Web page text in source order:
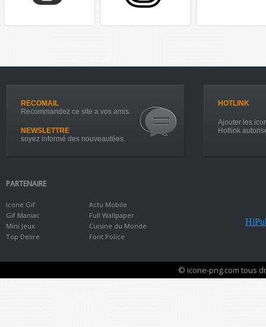
RECOMAIL
Recommandez ce site a vos amis.
NEWSLETTRE
soyez informé des nouveautées.
HOTLINK
Ajouter les
Hotlink
PARTENAIRE
Icone Gif
Gif Maniac
Mini Jeux
Top Delire
Actu Mobile
Full Wallpaper
Cuisine du Monde
Font Police
© icone-png.com tous